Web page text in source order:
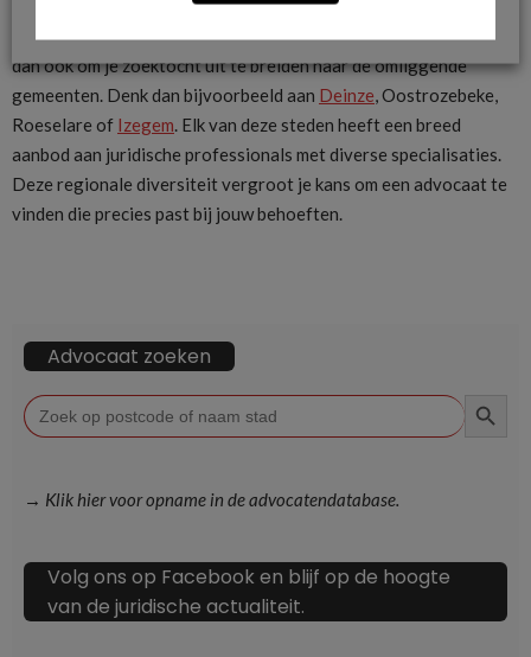
Wanneer je op zoek bent naar een advocaat in Tielt, overweeg
dan ook om je zoektocht uit te breiden naar de omliggende
gemeenten. Denk dan bijvoorbeeld aan Deinze, Oostrozebeke,
Roeselare of Izegem. Elk van deze steden heeft een breed
aanbod aan juridische professionals met diverse specialisaties.
Deze regionale diversiteit vergroot je kans om een advocaat te
vinden die precies past bij jouw behoeften.
Advocaat zoeken
Zoek
naar:
→ Klik hier voor opname in de advocatendatabase.
Volg ons op Facebook en blijf op de hoogte
van de juridische actualiteit.